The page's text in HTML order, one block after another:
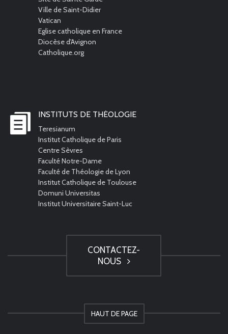
Ville de Saint-Didier
Vatican
Eglise catholique en France
Diocèse d'Avignon
Catholique.org
INSTITUTS DE THÉOLOGIE
Teresianum
Institut Catholique de Paris
Centre Sèvres
Faculté Notre-Dame
Faculté de Théologie de Lyon
Institut Catholique de Toulouse
Domuni Universitas
Institut Universitaire Saint-Luc
CONTACTEZ-
NOUS
HAUT DE PAGE